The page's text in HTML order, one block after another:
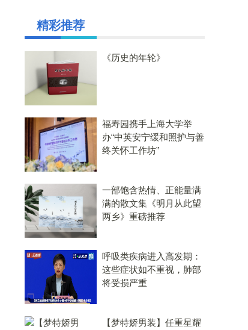
精彩推荐
《历史的年轮》
福寿园携手上海大学举
办“中英安宁缓和照护与善
终关怀工作坊”
一部饱含热情、正能量满
满的散文集《明月从此望
两乡》重磅推荐
呼吸类疾病进入高发期：
这些症状如不重视，肺部
将受损严重
【梦特娇男装】任重星耀